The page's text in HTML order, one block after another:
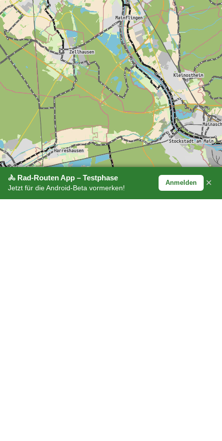
🚴 Rad-Routen App – Testphase
Jetzt für die Android-Beta vormerken!
Anmelden ×